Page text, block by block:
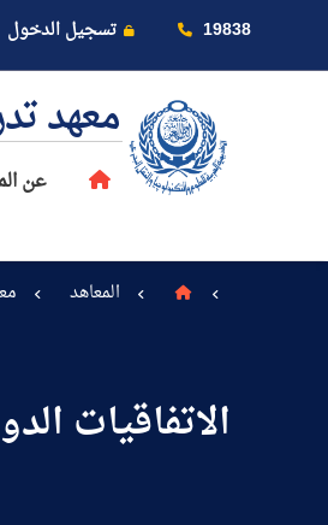
19838 تسجيل الدخول
عن
معهد
عن
المعاهد
الاتفاقيات